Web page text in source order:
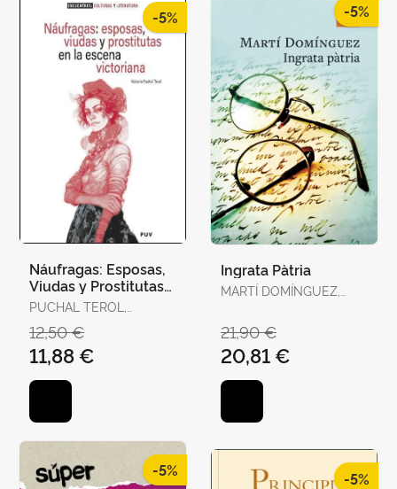
-5%
Náufragas: Esposas,
Viudas y Prostitutas
en la Escena
Victoriana
PUCHAL TEROL,
12,50 €
11,88 €
-5%
Ingrata Pàtria
MARTÍ DOMÍNGUEZ,
21,90 €
20,81 €
-5% -5%